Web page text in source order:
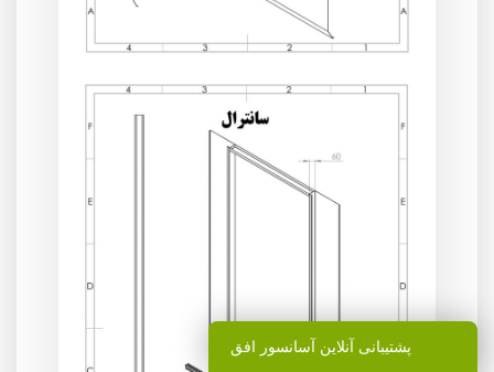
پشتیبانی آنلاین آسانسور افق